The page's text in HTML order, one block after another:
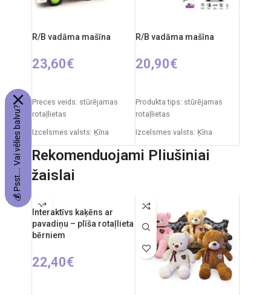
R/B vadāma mašīna
23,60€
Preces veids: stūrējamas
rotaļlietas
Izcelsmes valsts: Ķīna
Automašīnas izmēri: 31 x 15
x 12 cm
Ieteicamais vecums: no 6
Nepieciešamie elementi:
2xAA + 3xAAA
R/B vadāma mašīna
20,90€
Produkta tips: stūrējamas
rotaļlietas
Izcelsmes valsts: Ķīna
Iepakojuma izmēri: 25 x 13 x
18 cm
baterijas
RC auto akumulators: 3.7V
Ieteicamais vecums: no 6
gadiem.
Rekomenduojami Pliušiniai
žaislai
Interaktīvs kaķēns ar
pavadiņu – plīša rotaļlieta
bērniem
22,40€
💰 Psst... Vai vēlies balvu?